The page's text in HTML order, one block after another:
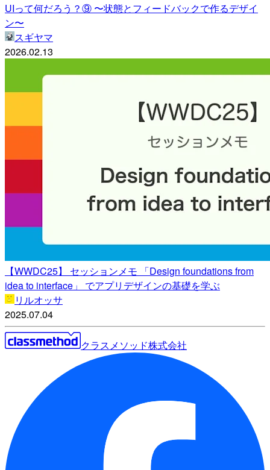
UIって何だろう？⑨ 〜状態とフィードバックで作るデザイ
ン〜
スギヤマ
2026.02.13
【WWDC25】 セッションメモ 「Design foundations from
idea to interface」 でアプリデザインの基礎を学ぶ
リルオッサ
2025.07.04
クラスメソッド株式会社